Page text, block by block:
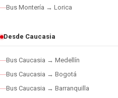
Bus Montería → Lorica
Desde Caucasia
Bus Caucasia → Medellín
Bus Caucasia → Bogotá
Bus Caucasia → Barranquilla